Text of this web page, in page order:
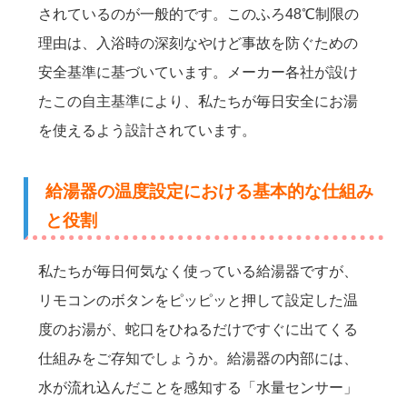
されているのが一般的です。このふろ48℃制限の
理由は、入浴時の深刻なやけど事故を防ぐための
安全基準に基づいています。メーカー各社が設け
たこの自主基準により、私たちが毎日安全にお湯
を使えるよう設計されています。
給湯器の温度設定における基本的な仕組み
と役割
私たちが毎日何気なく使っている給湯器ですが、
リモコンのボタンをピッピッと押して設定した温
度のお湯が、蛇口をひねるだけですぐに出てくる
仕組みをご存知でしょうか。給湯器の内部には、
水が流れ込んだことを感知する「水量センサー」